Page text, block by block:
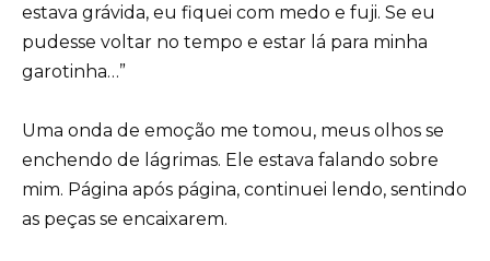
estava grávida, eu fiquei com medo e fuji. Se eu
pudesse voltar no tempo e estar lá para minha
garotinha…”
Uma onda de emoção me tomou, meus olhos se
enchendo de lágrimas. Ele estava falando sobre
mim. Página após página, continuei lendo, sentindo
as peças se encaixarem.